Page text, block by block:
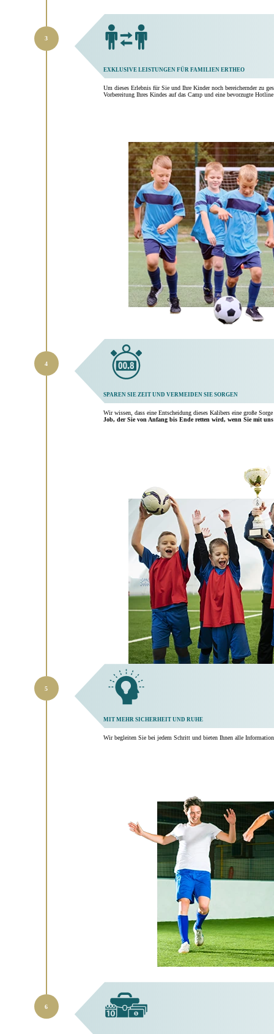
EXKLUSIVE LEISTUNGEN FÜR FAMILIEN ERTHEO
Um dieses Erlebnis für Sie und Ihre Kinder noch bereichernder zu
Vorbereitung Ihres Kindes auf das Camp und eine bevorzugte
SPAREN SIE ZEIT UND VERMEIDEN SIE SORGEN
Wir wissen, dass eine Entscheidung dieses Kalibers eine große
Job, der Sie von Anfang bis Ende retten wird, wenn Sie mit uns
MIT MEHR SICHERHEIT UND RUHE
Wir begleiten Sie bei jedem Schritt und bieten Ihnen alle